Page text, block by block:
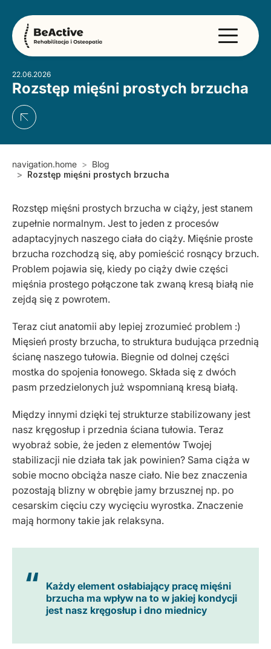
22.06.2026
Rozstęp mięśni prostych brzucha
navigation.home
Blog
Rozstęp mięśni prostych brzucha
Rozstęp mięśni prostych brzucha w ciąży, jest stanem
zupełnie normalnym. Jest to jeden z procesów
adaptacyjnych naszego ciała do ciąży. Mięśnie proste
brzucha rozchodzą się, aby pomieścić rosnący brzuch.
Problem pojawia się, kiedy po ciąży dwie części
mięśnia prostego połączone tak zwaną kresą białą nie
zejdą się z powrotem.
Teraz ciut anatomii aby lepiej zrozumieć problem :)
Mięsień prosty brzucha, to struktura budująca przednią
ścianę naszego tułowia. Biegnie od dolnej części
mostka do spojenia łonowego. Składa się z dwóch
pasm przedzielonych już wspomnianą kresą białą.
Między innymi dzięki tej strukturze stabilizowany jest
nasz kręgosłup i przednia ściana tułowia. Teraz
wyobraź sobie, że jeden z elementów Twojej
stabilizacji nie działa tak jak powinien? Sama ciąża w
sobie mocno obciąża nasze ciało. Nie bez znaczenia
pozostają blizny w obrębie jamy brzusznej np. po
cesarskim cięciu czy wycięciu wyrostka. Znaczenie
mają hormony takie jak relaksyna.
Każdy element osłabiający pracę mięśni
brzucha ma wpływ na to w jakiej kondycji
jest nasz kręgosłup i dno miednicy